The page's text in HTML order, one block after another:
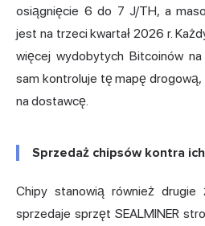
osiągnięcie 6 do 7 J/TH, a
jest na trzeci kwartał 2026 r.
więcej wydobytych Bitcoinów
sam kontroluje tę mapę
na dostawcę.
Sprzedaż chipsów kontra
Chipy stanowią również drugie
sprzedaje sprzęt SEALMINER